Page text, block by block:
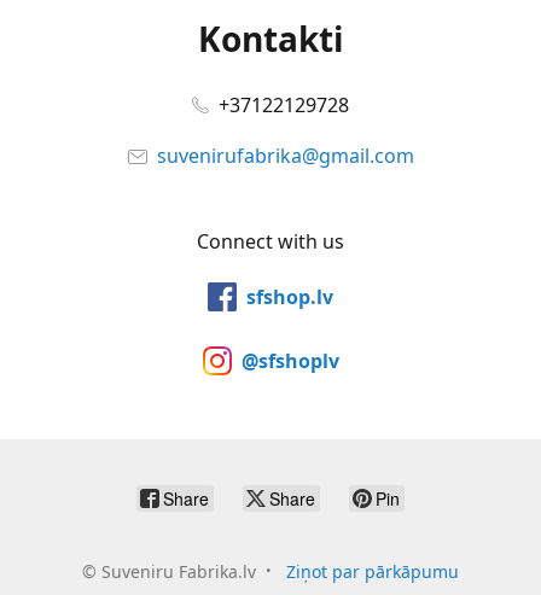
Kontakti
+37122129728
suvenirufabrika@gmail.com
Connect with us
sfshop.lv
@sfshoplv
Share Share Pin
© Suveniru Fabrika.lv Ziņot par pārkāpumu